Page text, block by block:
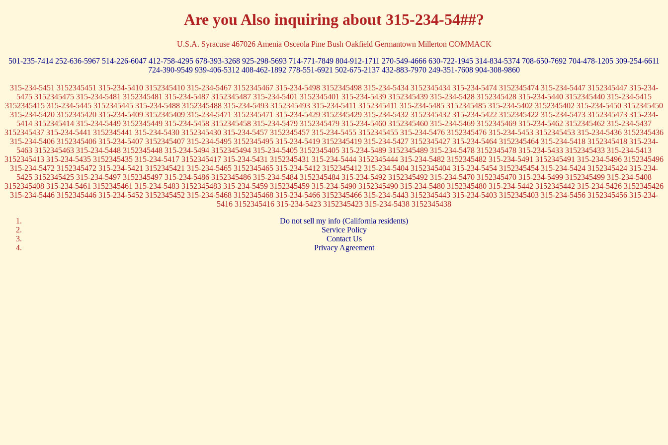
Are you Also inquiring about 315-234-54##?
U.S.A. Syracuse 467026 Amenia Osceola Pine Bush Oakfield Germantown Millerton COMMACK
501-235-7414 252-636-5967 514-226-6047 412-758-4295 678-393-3268 925-298-5693 714-771-7849 804-912-1711 270-549-4666 630-722-1945 314-834-5374 708-650-7692 704-478-1205 309-254-6611
724-390-9549 939-406-5312 408-462-1892 778-551-6921 502-675-2137 432-883-7970 249-351-7608 904-308-9860
315-234-5451 3152345451 315-234-5410 3152345410 315-234-5467 3152345467 315-234-5498 3152345498 315-234-5434 3152345434 315-234-5474 3152345474 315-234-5447 3152345447 315-234-
5475 3152345475 315-234-5481 3152345481 315-234-5487 3152345487 315-234-5401 3152345401 315-234-5439 3152345439 315-234-5428 3152345428 315-234-5440 3152345440 315-234-5415
3152345415 315-234-5445 3152345445 315-234-5488 3152345488 315-234-5493 3152345493 315-234-5411 3152345411 315-234-5485 3152345485 315-234-5402 3152345402 315-234-5450 3152345450
315-234-5420 3152345420 315-234-5409 3152345409 315-234-5471 3152345471 315-234-5429 3152345429 315-234-5432 3152345432 315-234-5422 3152345422 315-234-5473 3152345473 315-234-
5414 3152345414 315-234-5449 3152345449 315-234-5458 3152345458 315-234-5479 3152345479 315-234-5460 3152345460 315-234-5469 3152345469 315-234-5462 3152345462 315-234-5437
3152345437 315-234-5441 3152345441 315-234-5430 3152345430 315-234-5457 3152345457 315-234-5455 3152345455 315-234-5476 3152345476 315-234-5453 3152345453 315-234-5436 3152345436
315-234-5406 3152345406 315-234-5407 3152345407 315-234-5495 3152345495 315-234-5419 3152345419 315-234-5427 3152345427 315-234-5464 3152345464 315-234-5418 3152345418 315-234-
5463 3152345463 315-234-5448 3152345448 315-234-5494 3152345494 315-234-5405 3152345405 315-234-5489 3152345489 315-234-5478 3152345478 315-234-5433 3152345433 315-234-5413
3152345413 315-234-5435 3152345435 315-234-5417 3152345417 315-234-5431 3152345431 315-234-5444 3152345444 315-234-5482 3152345482 315-234-5491 3152345491 315-234-5496 3152345496
315-234-5472 3152345472 315-234-5421 3152345421 315-234-5465 3152345465 315-234-5412 3152345412 315-234-5404 3152345404 315-234-5454 3152345454 315-234-5424 3152345424 315-234-
5425 3152345425 315-234-5497 3152345497 315-234-5486 3152345486 315-234-5484 3152345484 315-234-5492 3152345492 315-234-5470 3152345470 315-234-5499 3152345499 315-234-5408
3152345408 315-234-5461 3152345461 315-234-5483 3152345483 315-234-5459 3152345459 315-234-5490 3152345490 315-234-5480 3152345480 315-234-5442 3152345442 315-234-5426 3152345426
315-234-5446 3152345446 315-234-5452 3152345452 315-234-5468 3152345468 315-234-5466 3152345466 315-234-5443 3152345443 315-234-5403 3152345403 315-234-5456 3152345456 315-234-
5416 3152345416 315-234-5423 3152345423 315-234-5438 3152345438
Do not sell my info (California residents)
Service Policy
Contact Us
Privacy Agreement